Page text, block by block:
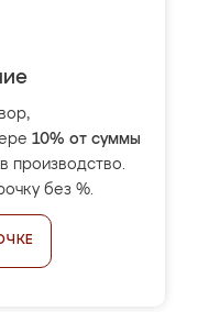
10% от суммы
производство.
без %.